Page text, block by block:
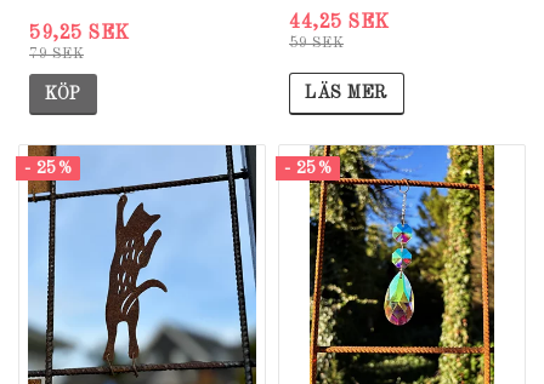
79 SEK
59,25 SEK
KÖP
59 SEK
44,25 SEK
LÄS MER
- 25% - 25%